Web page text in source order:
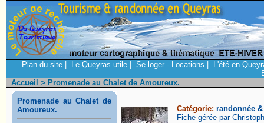
Plan du site Le Queyras utile Se loger - Locations
L'été en
Accueil > Promenade au Chalet de Amoureux.
Promenade au Chalet de
Amoureux.
Catégorie: randonnée
Fiche gérée par